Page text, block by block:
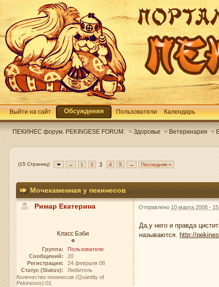
Выйти на сайт Обсуждения Пользователи Календарь
ПЕКИНЕС форум. PEKINGESE FORUM. > Здоровье > Ветеринария >
(15 Страниц) ← 1 2 3 4 5 → Последняя »
Мочекаменная у пекинесов
Римар Екатерина
Класс Бэби
Группа:
Пользователи
Сообщений:
20
Регистрация:
24 февраля 08
Статус (Status):
Любитель
Количество пекинесов (Quantity of
Pekineses):01
Отправлено 10 марта 2008 -
Да,у него и правда
называются. http://